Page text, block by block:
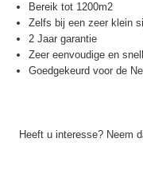
Bereik tot 1200m2
Zelfs bij een zeer klein
2 Jaar garantie
Zeer eenvoudige en
Goedgekeurd voor de
Heeft u interesse? Neem